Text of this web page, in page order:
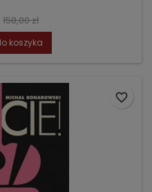
Cena
podstawowa
158,00 zł
koszyka
favorite_border